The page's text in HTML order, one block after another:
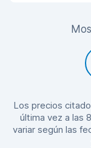
Los precios
última vez a las
variar según las